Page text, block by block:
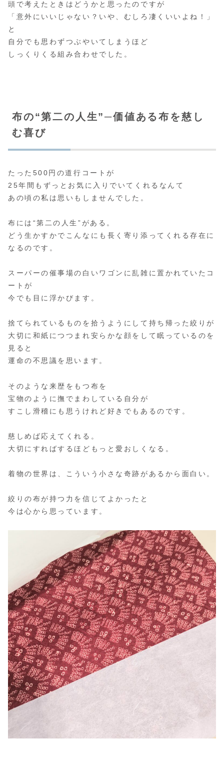
頭で考えたときはどうかと思ったのですが
「意外にいいじゃない？いや、むしろ凄くいいよね！」
と
自分でも思わずつぶやいてしまうほど
しっくりくる組み合わせでした。
布の“第二の人生”─価値ある布を慈し
む喜び
たった500円の道行コートが
25年間もずっとお気に入りでいてくれるなんて
あの頃の私は思いもしませんでした。
布には“第二の人生”がある。
どう生かすかでこんなにも長く寄り添ってくれる存在に
なるのです。
スーパーの催事場の白いワゴンに乱雑に置かれていたコ
ートが
今でも目に浮かびます。
捨てられているものを拾うようにして持ち帰った絞りが
大切に和紙につつまれ安らかな顔をして眠っているのを
見ると
運命の不思議を思います。
そのような来歴をもつ布を
宝物のように撫でまわしている自分が
すこし滑稽にも思うけれど好きでもあるのです。
慈しめば応えてくれる。
大切にすればするほどもっと愛おしくなる。
着物の世界は、こういう小さな奇跡があるから面白い。
絞りの布が持つ力を信じてよかったと
今は心から思っています。